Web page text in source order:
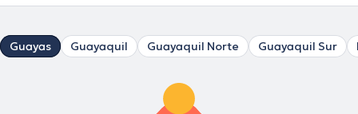
Guayas Guayaquil Guayaquil Norte Guayaquil Sur